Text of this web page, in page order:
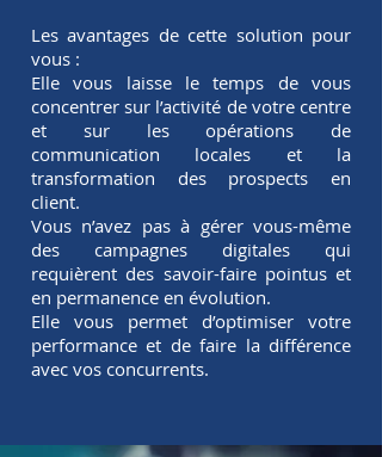
Les avantages de cette solution pour
vous :
Elle vous laisse le temps de vous
concentrer sur l’activité de votre centre
et sur les opérations de
communication locales et la
transformation des prospects en
client.
Vous n’avez pas à gérer vous-même
des campagnes digitales qui
requièrent des savoir-faire pointus et
en permanence en évolution.
Elle vous permet d’optimiser votre
performance et de faire la différence
avec vos concurrents.